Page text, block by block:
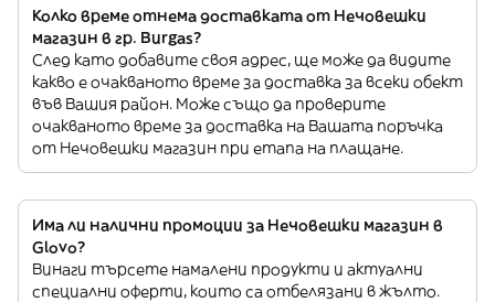
Колко време отнема доставката от Нечовешки
магазин в гр. Burgas?
След като добавите своя адрес, ще може да видите
какво е очакваното време за доставка за всеки обект
във Вашия район. Може също да проверите
очакваното време за доставка на Вашата поръчка
от Нечовешки магазин при етапа на плащане.
Има ли налични промоции за Нечовешки магазин в
Glovo?
Винаги търсете намалени продукти и актуални
специални оферти, които са отбелязани в жълто.